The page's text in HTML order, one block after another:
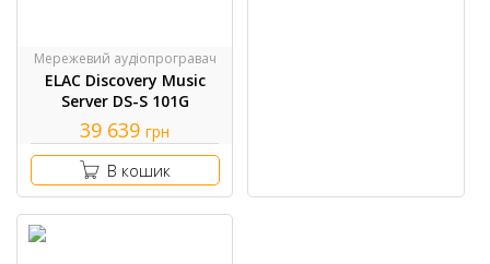
Мережевий аудіопрогравач
ELAC Discovery Music
Server DS-S 101G
39 639 грн
В кошик